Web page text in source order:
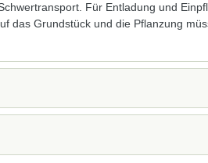
Für Entladung und
das Grundstück und die Pflanzung